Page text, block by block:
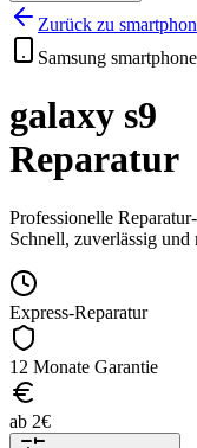
Zurück zu
Samsung smartphone
galaxy s9
Reparatur
Professionelle
Schnell, zuverlässig
Express-Reparatur
12 Monate Garantie
ab 2€